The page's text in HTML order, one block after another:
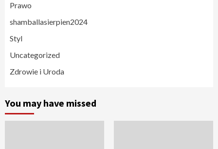
Prawo
shamballasierpien2024
Styl
Uncategorized
Zdrowie i Uroda
You may have missed